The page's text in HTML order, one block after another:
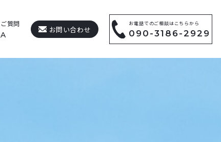
質問
お問い合わせ
お電話でのご相談はこちらから
090-3186-2929